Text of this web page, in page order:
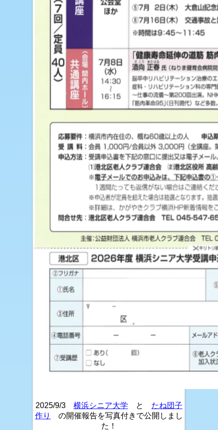
2025/9/3 横浜シニア大学 と たね団子
作り
の開催報告を写真付きで公開しまし
た！